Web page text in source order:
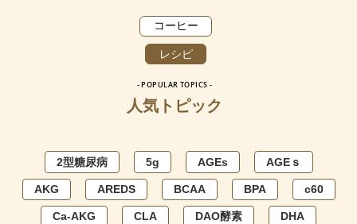
コーヒー
レシピ
- POPULAR TOPICS -
人気トピック
2型糖尿病 5g AGEs AGEｓ
AKG AREDS BCAA BPA c60
Ca-AKG CLA DAO酵素 DHA